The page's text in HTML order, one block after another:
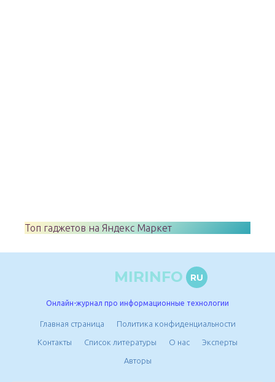
Топ гаджетов на Яндекс Маркет
MIRINFO RU
Онлайн-журнал про информационные технологии
Главная страница Политика конфиденциальности
Контакты Список литературы О нас Эксперты
Авторы